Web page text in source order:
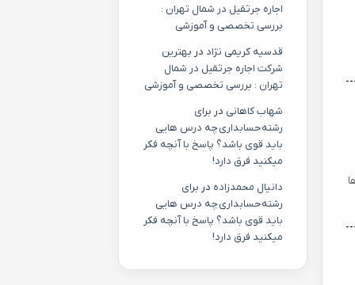
اجاره جرثقیل در شمال تهران :
بررسی تخصصی و آموزشی
قدسیه کریمی نژاد در بهترین
شرکت اجاره جرثقیل در شمال
تهران : بررسی تخصصی و آموزشی
شهاب کاهانی در برای
رشته حسابداری چه درس هایی
باید قوی باشد؟ پاسخ با آنچه فکر
میکنید فرق دارد!
دانیال محمدزاده در برای
رشته حسابداری چه درس هایی
باید قوی باشد؟ پاسخ با آنچه فکر
میکنید فرق دارد!